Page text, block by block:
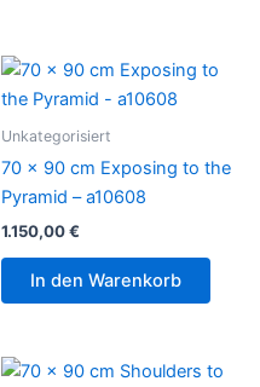
Unkategorisiert
70 x 90 cm Exposing to the
Pyramid – a10608
1.150,00€
In den Warenkorb